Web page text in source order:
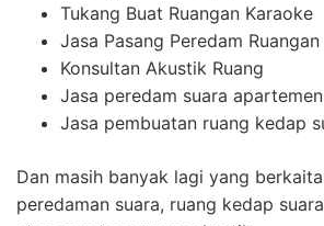
Tukang Buat Ruangan Karaoke
Jasa Pasang Peredam Ruangan
Konsultan Akustik Ruang
Jasa peredam suara apartemen
Jasa pembuatan ruang kedap
Dan masih banyak lagi yang
peredaman suara, ruang kedap